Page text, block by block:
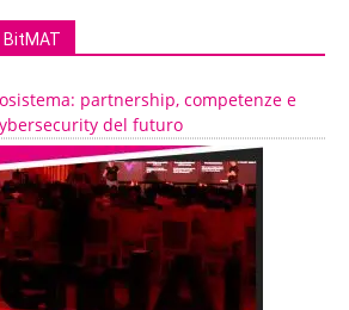
BitMAT
partnership, competenze e
del futuro